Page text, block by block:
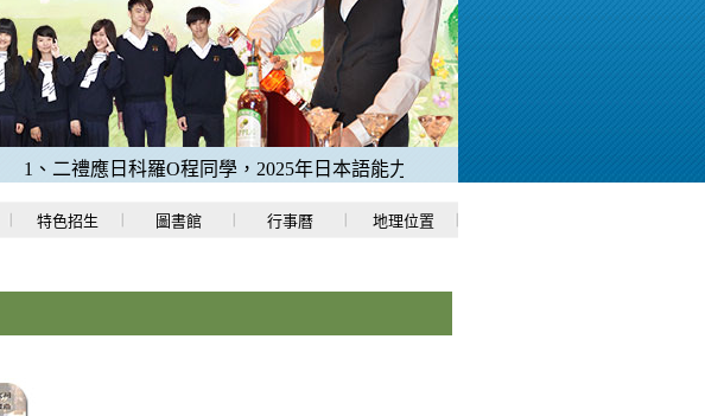
1、二禮應日科羅O程同學，2025年日本語能力測驗「N1中考取滿分180分」。
特色招生 圖書館 行事曆 地理位置